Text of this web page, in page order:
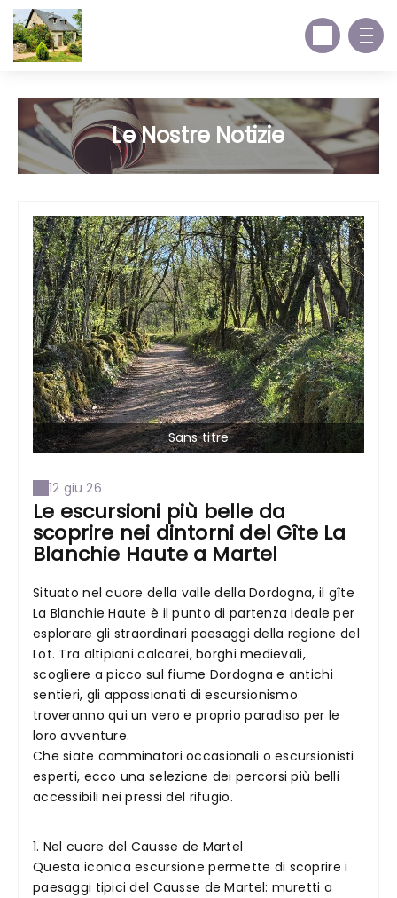
Le Nostre Notizie
Sans titre
12 giu 26
Le escursioni più belle da
scoprire nei dintorni del Gîte La
Blanchie Haute a Martel
Situato nel cuore della valle della Dordogna, il gîte
La Blanchie Haute è il punto di partenza ideale per
esplorare gli straordinari paesaggi della regione del
Lot. Tra altipiani calcarei, borghi medievali,
scogliere a picco sul fiume Dordogna e antichi
sentieri, gli appassionati di escursionismo
troveranno qui un vero e proprio paradiso per le
loro avventure.
Che siate camminatori occasionali o escursionisti
esperti, ecco una selezione dei percorsi più belli
accessibili nei pressi del rifugio.
1. Nel cuore del Causse de Martel
Questa iconica escursione permette di scoprire i
paesaggi tipici del Causse de Martel: muretti a